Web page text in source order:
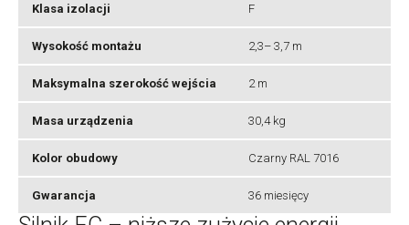
Klasa izolacji F
Wysokość montażu 2,3– 3,7 m
Maksymalna szerokość wejścia 2 m
Masa urządzenia 30,4 kg
Kolor obudowy Czarny RAL 7016
Gwarancja 36 miesięcy